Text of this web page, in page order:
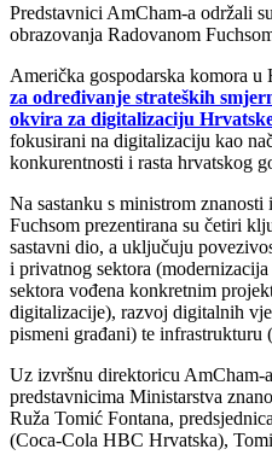
Predstavnici AmCham-a održali
obrazovanja Radovanom
Američka gospodarska komora
za određivanje strateških
okvira za digitalizaciju
fokusirani na digitalizaciju kao
konkurentnosti i rasta hrvatskog
Na sastanku s ministrom
Fuchsom prezentirana su četiri
sastavni dio, a uključuju
i privatnog sektora
sektora vođena konkretnim
digitalizacije), razvoj digitalnih
pismeni građani) te infrastrukturu
Uz izvršnu direktoricu AmCham-
predstavnicima Ministarstva
Ruža Tomić Fontana,
(Coca-Cola HBC Hrvatska),